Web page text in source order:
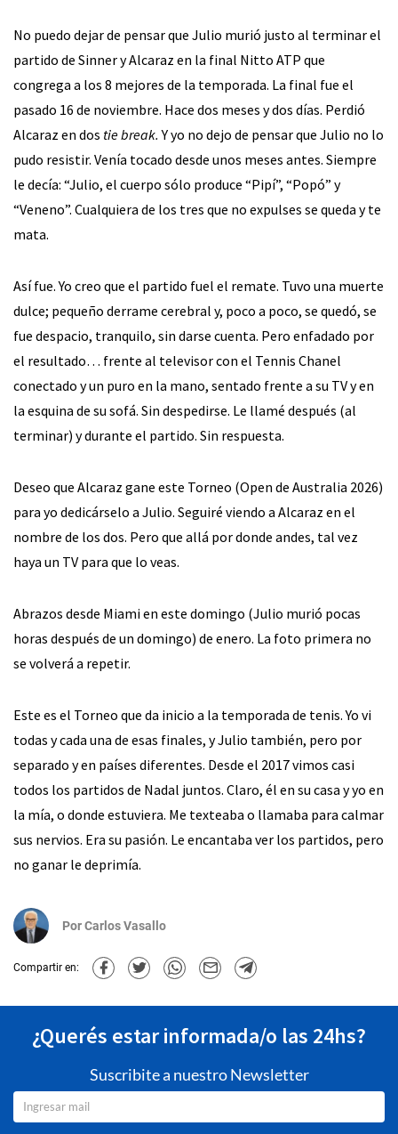
No puedo dejar de pensar que Julio murió justo al terminar el
partido de Sinner y Alcaraz en la final Nitto ATP que
congrega a los 8 mejores de la temporada. La final fue el
pasado 16 de noviembre. Hace dos meses y dos días. Perdió
Alcaraz en dos tie break.Y yo no dejo de pensar que Julio no lo
pudo resistir. Venía tocado desde unos meses antes. Siempre
le decía: “Julio, el cuerpo sólo produce “Pipí”, “Popó” y
“Veneno”. Cualquiera de los tres que no expulses se queda y te
mata.
Así fue. Yo creo que el partido fuel el remate. Tuvo una muerte
dulce; pequeño derrame cerebral y, poco a poco, se quedó, se
fue despacio, tranquilo, sin darse cuenta. Pero enfadado por
el resultado… frente al televisor con el Tennis Chanel
conectado y un puro en la mano, sentado frente a su TV y en
la esquina de su sofá. Sin despedirse. Le llamé después (al
terminar) y durante el partido. Sin respuesta.
Deseo que Alcaraz gane este Torneo (Open de Australia 2026)
para yo dedicárselo a Julio. Seguiré viendo a Alcaraz en el
nombre de los dos. Pero que allá por donde andes, tal vez
haya un TV para que lo veas.
Abrazos desde Miami en este domingo (Julio murió pocas
horas después de un domingo) de enero. La foto primera no
se volverá a repetir.
Este es el Torneo que da inicio a la temporada de tenis. Yo vi
todas y cada una de esas finales, y Julio también, pero por
separado y en países diferentes. Desde el 2017 vimos casi
todos los partidos de Nadal juntos. Claro, él en su casa y yo en
la mía, o donde estuviera. Me texteaba o llamaba para calmar
sus nervios. Era su pasión. Le encantaba ver los partidos, pero
no ganar le deprimía.
PorCarlos Vasallo
Compartir en:
¿Querés estar informada/o las 24hs?
Suscribite a nuestro Newsletter